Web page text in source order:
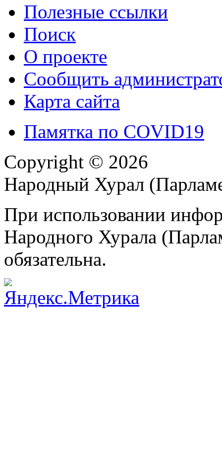
Полезные ссылки
Поиск
О проекте
Сообщить
Карта сайта
Памятка по COVID19
Copyright © 2026
Народный Хурал
При использовании
Народного Хурала
обязательна.